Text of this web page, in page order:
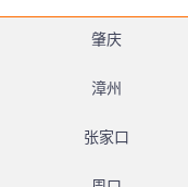
肇庆
漳州
张家口